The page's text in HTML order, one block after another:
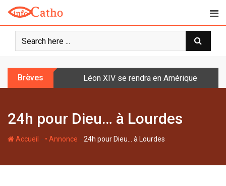
o
Brèves Léon XIV se rendra en Amérique latine à
24h pour Dieu… à Lourdes
Accueil - • Annonce -24h pour Dieu… à Lourdes